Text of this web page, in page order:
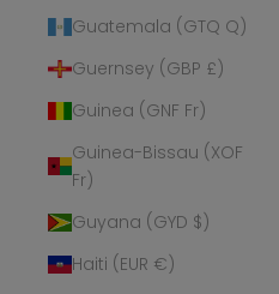
Guatemala (GTQ Q)
Guernsey (GBP £)
Guinea (GNF Fr)
Guinea-Bissau (XOF
Fr)
Guyana (GYD $)
Haiti (EUR €)